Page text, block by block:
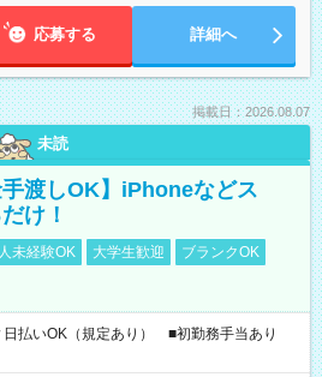
応募する 詳細へ
掲載日：2026.08.07
未読
手渡しOK】iPhoneなどス
け！
未経験OK 大学生歓迎
ブランクOK
払いOK（規定あり） ■初勤務手当あり